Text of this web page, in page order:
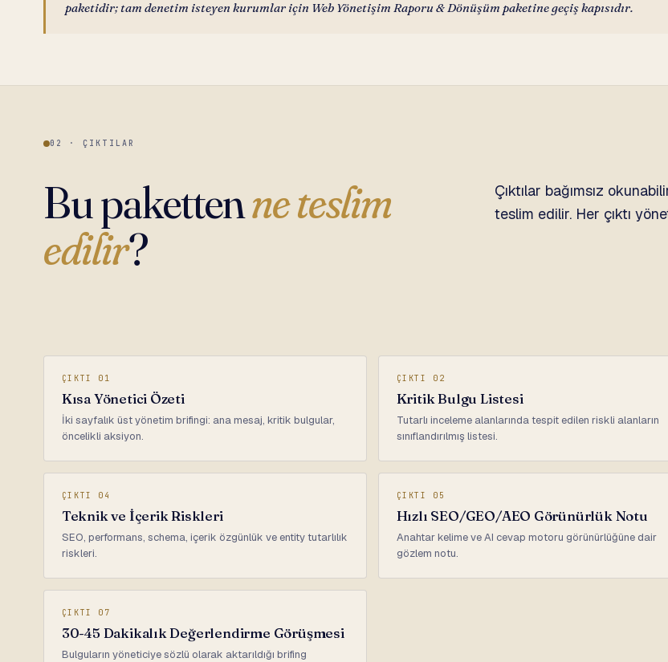
paketidir; tam denetim isteyen kurumlar için Web Yönetişim Raporu & Dönüşüm paketine geçiş kapısıdır.
02 · ÇIKTILAR
Bu pakettenne teslim
edilir?
Çıktılar bağımsız
teslim edilir. Her çıktı
ÇIKTI 01
Kısa Yönetici Özeti
İki sayfalık üst yönetim brifingi: ana mesaj, kritik bulgular,
öncelikli aksiyon.
ÇIKTI 02
Kritik Bulgu Listesi
Tutarlı inceleme alanlarında tespit edilen riskli alanların
sınıflandırılmış listesi.
ÇIKTI 04
Teknik ve İçerik Riskleri
SEO, performans, schema, içerik özgünlük ve entity tutarlılık
riskleri.
ÇIKTI 05
Hızlı SEO/GEO/AEO Görünürlük Notu
Anahtar kelime ve AI cevap motoru görünürlüğüne dair
gözlem notu.
ÇIKTI 07
30-45 Dakikalık Değerlendirme Görüşmesi
Bulguların yöneticiye sözlü olarak aktarıldığı brifing